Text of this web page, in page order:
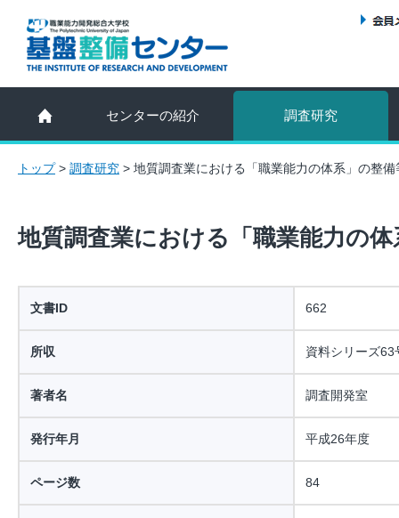
センターの紹介 調査研究
トップ> 調査研究 > 地質調査業における「職業能力の体系」の整
地質調査業における「職業能力の
文書ID 662
所収 資料シリーズ63
著者名 調査開発室
発行年月 平成26年度
ページ数 84